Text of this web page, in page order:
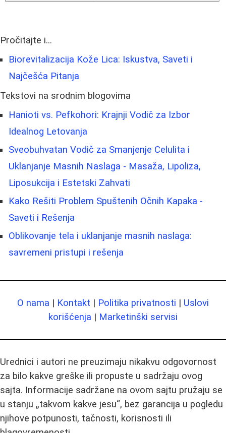
Pročitajte i...
Biorevitalizacija Kože Lica: Iskustva, Saveti i
Najčešća Pitanja
Tekstovi na srodnim blogovima
Hanioti vs. Pefkohori: Krajnji Vodič za Izbor
Idealnog Letovanja
Sveobuhvatan Vodič za Smanjenje Celulita i
Uklanjanje Masnih Naslaga - Masaža, Lipoliza,
Liposukcija i Estetski Zahvati
Kako Rešiti Problem Spuštenih Očnih Kapaka -
Saveti i Rešenja
Oblikovanje tela i uklanjanje masnih naslaga:
savremeni pristupi i rešenja
O nama | Kontakt | Politika privatnosti | Uslovi
korišćenja | Marketinški servisi
Urednici i autori ne preuzimaju nikakvu odgovornost
za bilo kakve greške ili propuste u sadržaju ovog
sajta. Informacije sadržane na ovom sajtu pružaju se
u stanju „takvom kakve jesu“, bez garancija u pogledu
njihove potpunosti, tačnosti, korisnosti ili